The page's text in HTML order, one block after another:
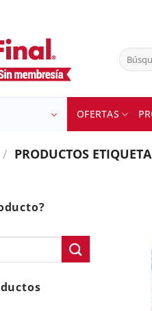
Buscar
por:
OFERTAS
/ PRODUCTOS